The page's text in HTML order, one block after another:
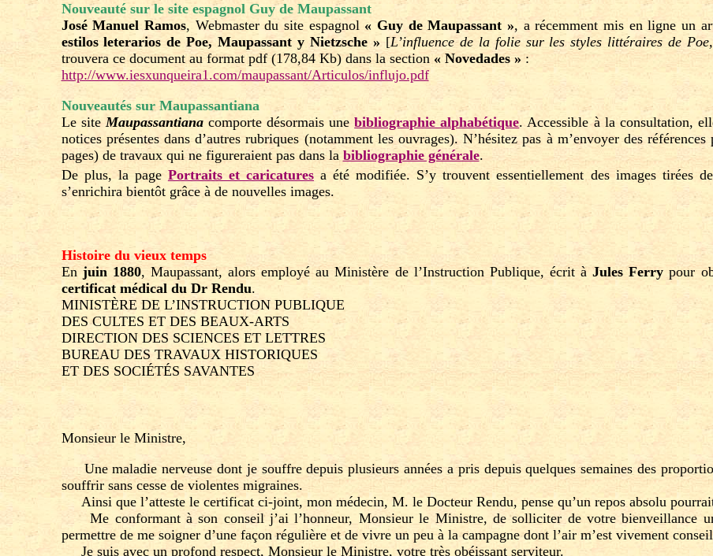
Nouveauté sur le site espagnol Guy de Maupassant
José Manuel Ramos, Webmaster du site espagnol « Guy de Maupassant », a récemment mis en ligne un
estilos leterarios de Poe, Maupassant y Nietzsche » [L’influence de la folie sur les styles littéraires de
trouvera ce document au format pdf (178,84 Kb) dans la section « Novedades » :
http://www.iesxunqueira1.com/maupassant/Articulos/influjo.pdf
Nouveautés sur Maupassantiana
Le siteMaupassantianacomporte désormais unebibliographie alphabétique. Accessible à la consultation,
notices présentes dans d’autres rubriques (notamment les ouvrages). N’hésitez pas à m’envoyer des
pages) de travaux qui ne figureraient pas dans la bibliographie générale.
De plus, la page Portraits et caricatures a été modifiée. S’y trouvent essentiellement des images tirées
s’enrichira bientôt grâce à de nouvelles images.
Histoire du vieux temps
En juin 1880, Maupassant, alors employé au Ministère de l’Instruction Publique, écrit àJules Ferry pour
certificat médical du Dr Rendu.
MINISTÈRE DE L’INSTRUCTION PUBLIQUE
DES CULTES ET DES BEAUX-ARTS
DIRECTION DES SCIENCES ET LETTRES
BUREAU DES TRAVAUX HISTORIQUES
ET DES SOCIÉTÉS SAVANTES
Monsieur le Ministre,
Une maladie nerveuse dont je souffre depuis plusieurs années a pris depuis quelques semaines des
souffrir sans cesse de violentes migraines.
Ainsi que l’atteste le certificat ci-joint, mon médecin, M. le Docteur Rendu, pense qu’un repos absolu
Me conformant à son conseil j’ai l’honneur, Monsieur le Ministre, de solliciter de votre bienveillance
permettre de me soigner d’une façon régulière et de vivre un peu à la campagne dont l’air m’est vivement
Je suis avec un profond respect, Monsieur le Ministre, votre très obéissant serviteur.